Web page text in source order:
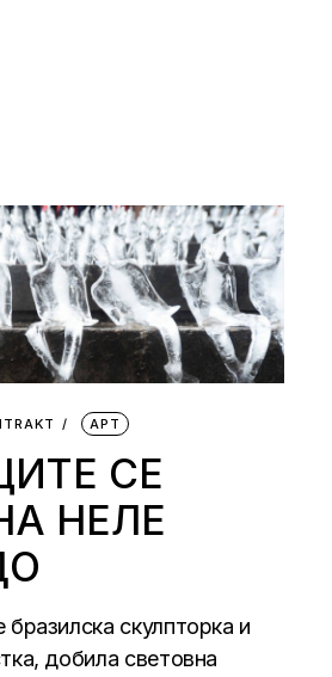
АРТ
СЕ
НЕЛЕ
скулпторка и
добила световна